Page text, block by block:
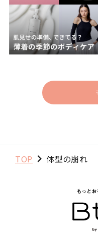
TOP 体型の崩れ